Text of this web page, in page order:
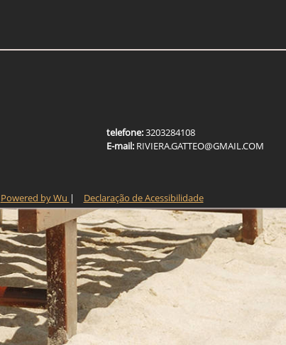
telefone:3203284108
E-mail: RIVIERA.GATTEO@GMAIL.COM
Powered by Wu | Declaração de Acessibilidade